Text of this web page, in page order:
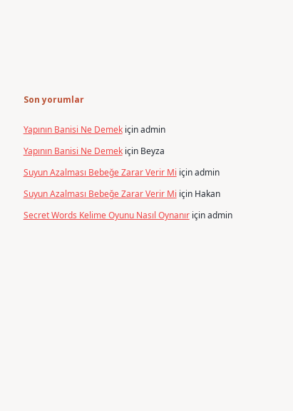
Son yorumlar
Yapının Banisi Ne Demekiçinadmin
Yapının Banisi Ne Demekiçin Beyza
Suyun Azalması Bebeğe Zarar Verir Mi içinadmin
Suyun Azalması Bebeğe Zarar Verir Mi için Hakan
Secret Words Kelime Oyunu Nasıl Oynanıriçinadmin